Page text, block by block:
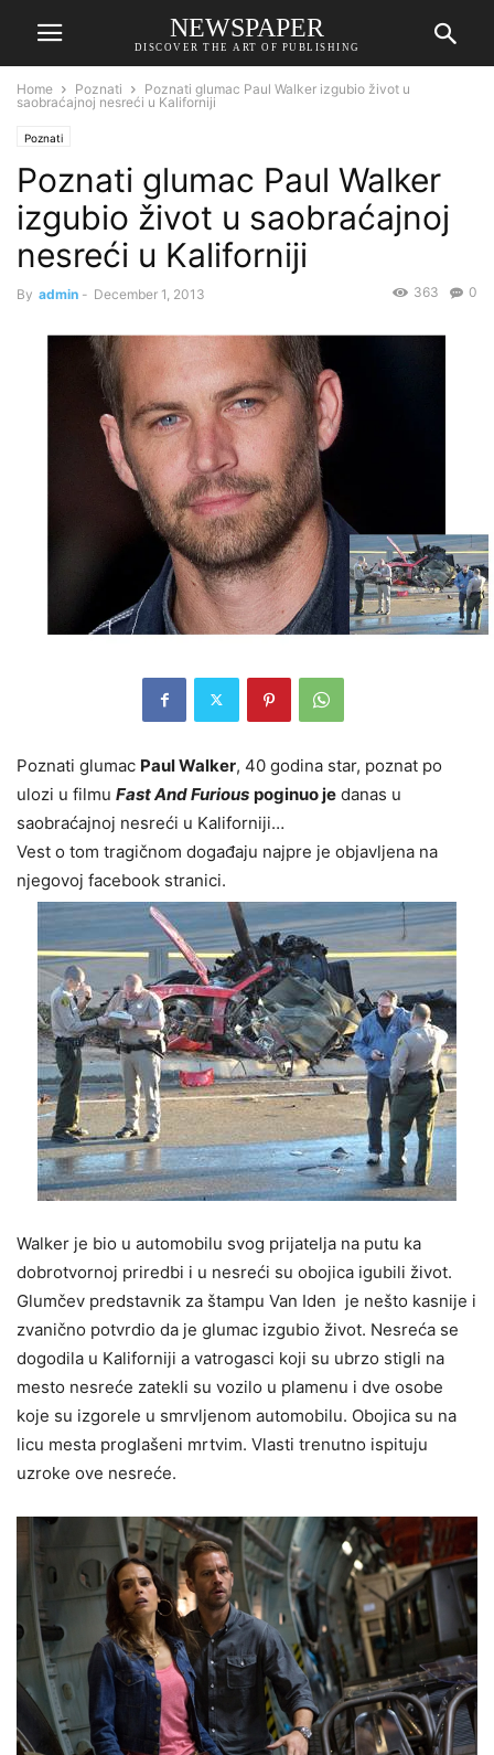
NEWSPAPER
DISCOVER THE ART OF PUBLISHING
Home Poznati
Poznati glumac Paul Walker izgubio život u
saobraćajnoj nesreći u Kaliforniji
Poznati
Poznati glumac Paul Walker
izgubio život u saobraćajnoj
nesreći u Kaliforniji
By admin - December 1, 2013 0
363
Poznati glumac Paul Walker, 40 godina star, poznat po
ulozi u filmu Fast And Furious poginuo je danas u
saobraćajnoj nesreći u Kaliforniji…
Vest o tom tragičnom događaju najpre je objavljena na
njegovoj facebook stranici.
Walker je bio u automobilu svog prijatelja na putu ka
dobrotvornoj priredbi i u nesreći su obojica igubili život.
Glumčev predstavnik za štampu Van Iden je nešto kasnije i
zvanično potvrdio da je glumac izgubio život. Nesreća se
dogodila u Kaliforniji a vatrogasci koji su ubrzo stigli na
mesto nesreće zatekli su vozilo u plamenu i dve osobe
koje su izgorele u smrvljenom automobilu. Obojica su na
licu mesta proglašeni mrtvim. Vlasti trenutno ispituju
uzroke ove nesreće.